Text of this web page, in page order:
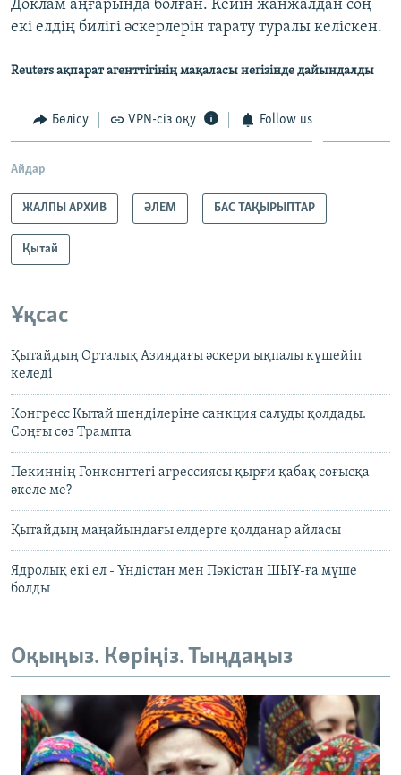
Доклам аңғарында болған. Кейін жанжалдан соң
екі елдің билігі әскерлерін тарату туралы келіскен.
Reuters ақпарат агенттігінің мақаласы негізінде дайындалды
Бөлісу VPN-сіз оқу Follow us
Айдар
ЖАЛПЫ АРХИВ ӘЛЕМ БАС ТАҚЫРЫПТАР
Қытай
Ұқсас
Қытайдың Орталық Азиядағы әскери ықпалы күшейіп
келеді
Конгресс Қытай шенділеріне санкция салуды қолдады.
Соңғы сөз Трампта
Пекиннің Гонконгтегі агрессиясы қырғи қабақ соғысқа
әкеле ме?
Қытайдың маңайындағы елдерге қолданар айласы
Ядролық екі ел - Үндістан мен Пәкістан ШЫҰ-ға мүше
болды
Оқыңыз. Көріңіз. Тыңдаңыз